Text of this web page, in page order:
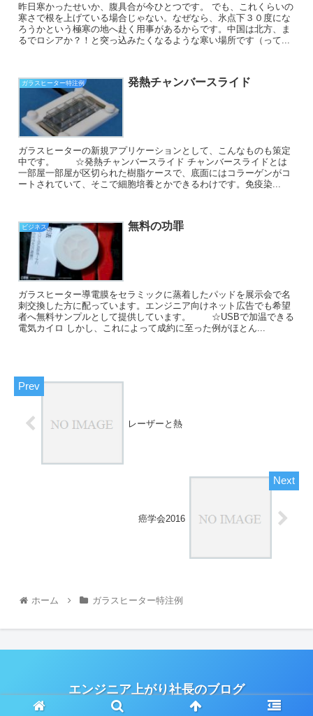
昨日寒かったせいか、腹具合が今ひとつです。 でも、これくらいの
寒さで根を上げている場合じゃない。なぜなら、氷点下３０度にな
ろうかという極寒の地へ赴く用事があるからです。中国は北方、ま
るでロシアか？！と突っ込みたくなるような寒い場所です（って...
ガラスヒーター特注例 発熱チャンバースライド
ガラスヒーターの新規アプリケーションとして、こんなものも策定
中です。 ☆発熱チャンバースライド チャンバースライドとは
一部屋一部屋が区切られた樹脂ケースで、底面にはコラーゲンがコ
ートされていて、そこで細胞培養とかできるわけです。免疫染...
ビジネス 無料の功罪
ガラスヒーター導電膜をセラミックに蒸着したパッドを展示会で名
刺交換した方に配っています。エンジニア向けネット広告でも希望
者へ無料サンプルとして提供しています。 ☆USBで加温できる
電気カイロ しかし、これによって成約に至った例がほとん...
レーザーと熱
癌学会2016
ホーム ガラスヒーター特注例
エンジニア上がり社長のブログ
© 2010 エンジニア上がり社長のブログ.